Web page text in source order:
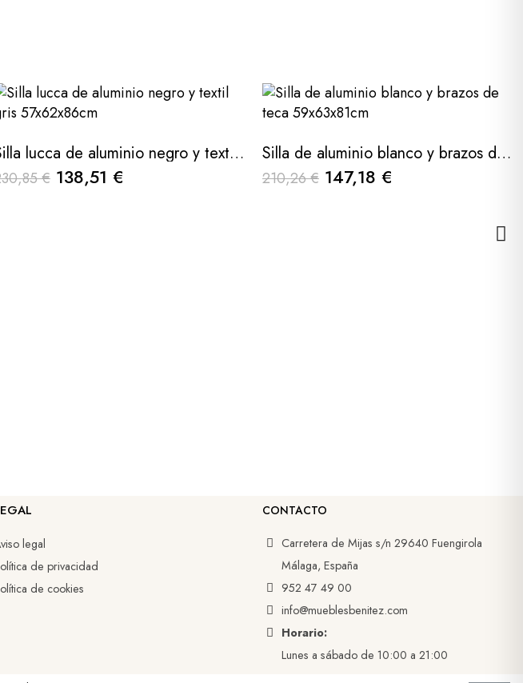
Silla lucca de aluminio negro y textil gris 57x62x86cm
€ 138,51 €
Silla de aluminio blanco y brazos de teca 59x63x81cm
210,26 € 147,18 €
legal
de privacidad
de cookies
CONTACTO
Carretera de Mijas s/n 29640 Fuengirola
Málaga, España
952 47 49 00
info@mueblesbenitez.com
Horario:
Lunes a sábado de 10:00 a 21:00